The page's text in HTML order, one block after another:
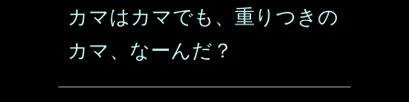
カマはカマでも、重りつきの
カマ、なーんだ？